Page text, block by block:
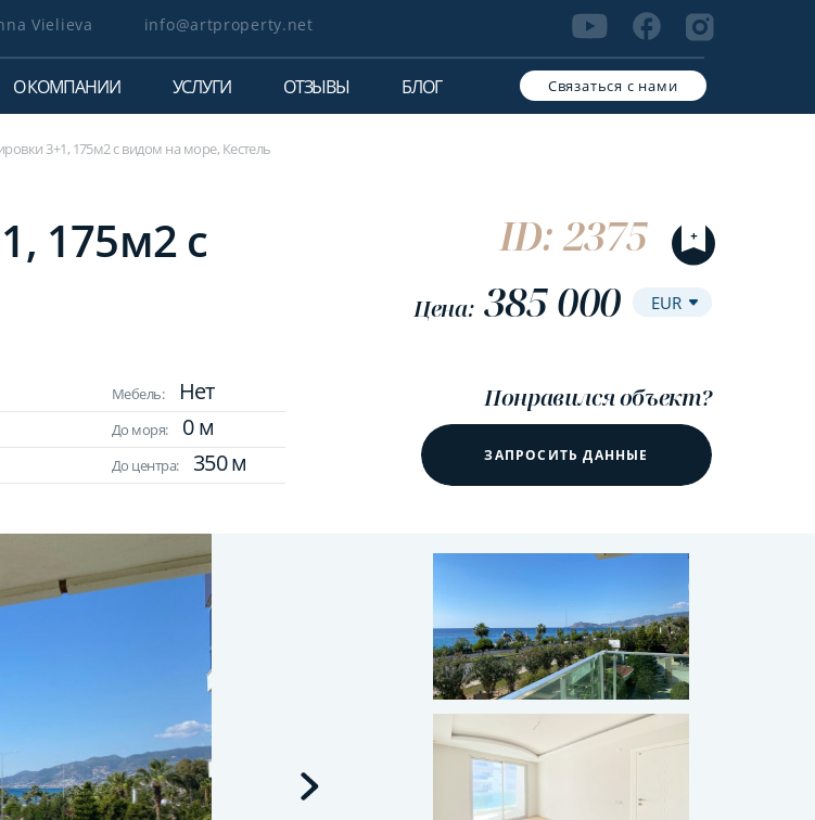
Vielieva info@artproperty.net
О КОМПАНИИ УСЛУГИ ОТЗЫВЫ БЛОГ Связаться с нами
3+1, 175м2 с видом на море, Кестель
175м2 с
ID: 2375
Цена: 385 000
Мебель: Нет
До моря: 0 м
До центра: 350 м
Понравился объект?
ЗАПРОСИТЬ ДАННЫЕ